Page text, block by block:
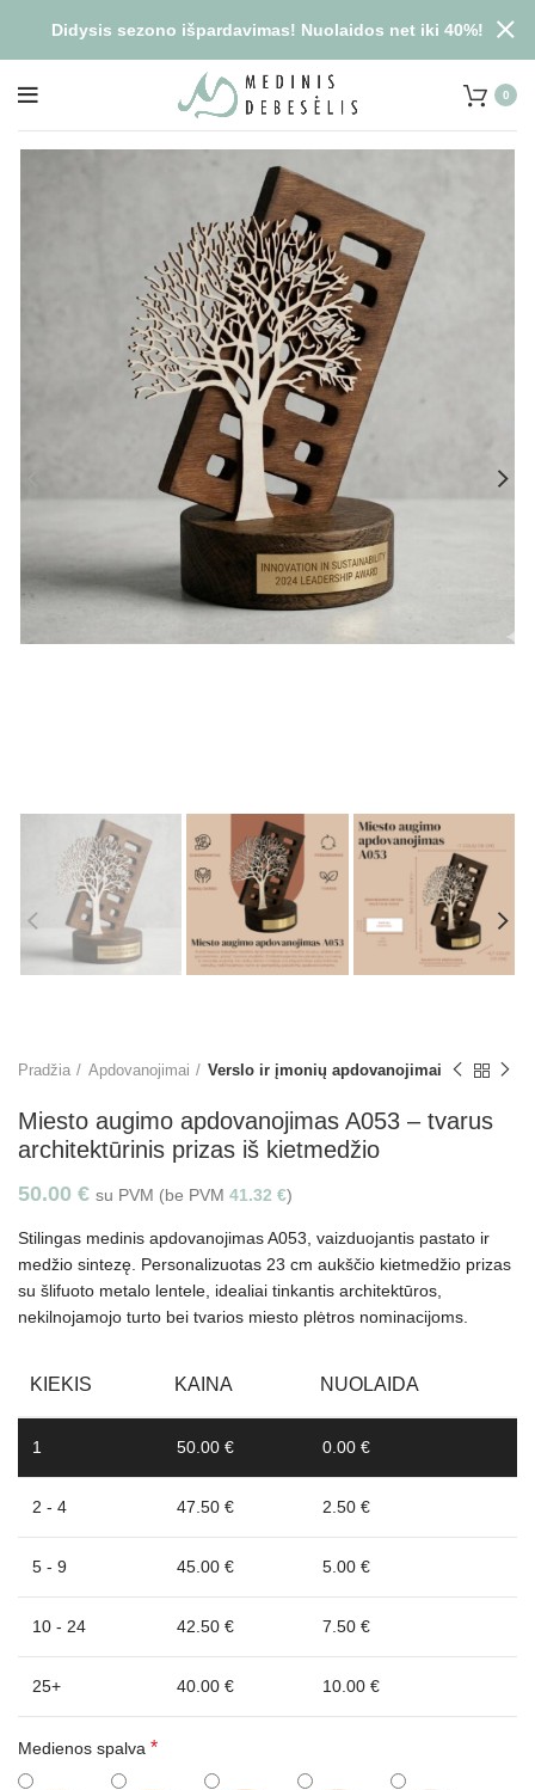
0
Pradžia Apdovanojimai Verslo ir įmonių apdovanojimai
Miesto augimo apdovanojimas A053 – tvarus
architektūrinis prizas iš kietmedžio
50.00 € su PVM (be PVM 41.32 €)
Stilingas medinis apdovanojimas A053, vaizduojantis pastato ir
medžio sintezę. Personalizuotas 23 cm aukščio kietmedžio prizas
su šlifuoto metalo lentele, idealiai tinkantis architektūros,
nekilnojamojo turto bei tvarios miesto plėtros nominacijoms.
KIEKIS KAINA NUOLAIDA
1 50.00 € 0.00 €
2 - 4 47.50 € 2.50 €
5 - 9 45.00 € 5.00 €
10 - 24 42.50 € 7.50 €
25+ 40.00 € 10.00 €
Medienos spalva *
Didysis sezono išpardavimas! Nuolaidos net iki 40%!